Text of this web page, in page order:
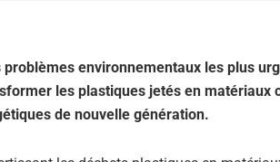
environnementaux les plus
les plastiques jetés en matériaux
de nouvelle génération.